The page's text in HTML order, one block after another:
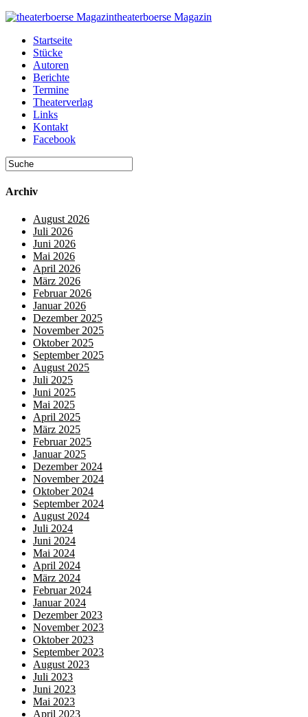
theaterboerse Magazin
Startseite
Stücke
Autoren
Berichte
Termine
Theaterverlag
Links
Kontakt
Facebook
Archiv
August 2026
Juli 2026
Juni 2026
Mai 2026
April 2026
März 2026
Februar 2026
Januar 2026
Dezember 2025
November 2025
Oktober 2025
September 2025
August 2025
Juli 2025
Juni 2025
Mai 2025
April 2025
März 2025
Februar 2025
Januar 2025
Dezember 2024
November 2024
Oktober 2024
September 2024
August 2024
Juli 2024
Juni 2024
Mai 2024
April 2024
März 2024
Februar 2024
Januar 2024
Dezember 2023
November 2023
Oktober 2023
September 2023
August 2023
Juli 2023
Juni 2023
Mai 2023
April 2023